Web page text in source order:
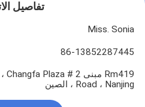
تفاصيل
Miss. Sonia
86-13852287445
Road ، Nanjing ، الصين